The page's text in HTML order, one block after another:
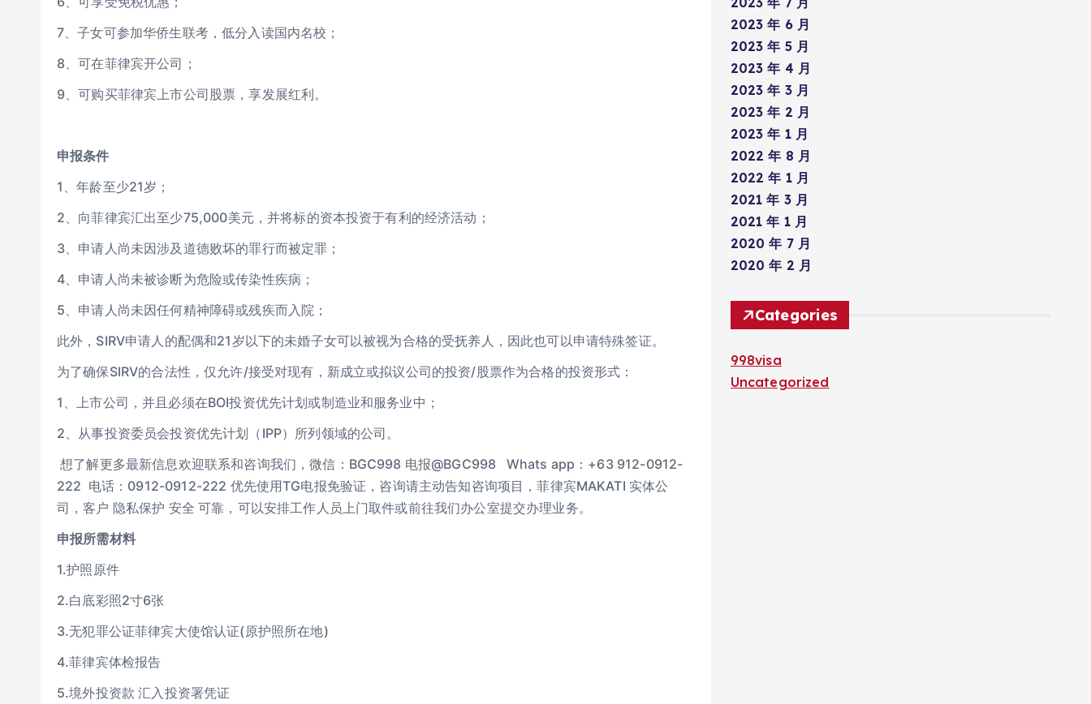
7、子女可参加华侨生联考，低分入读国内名校；
8、可在菲律宾开公司；
9、可购买菲律宾上市公司股票，享发展红利。
申报条件
1、年龄至少21岁；
2、向菲律宾汇出至少75,000美元，并将标的资本投资于有利的经济活动；
3、申请人尚未因涉及道德败坏的罪行而被定罪；
4、申请人尚未被诊断为危险或传染性疾病；
5、申请人尚未因任何精神障碍或残疾而入院；
此外，SIRV申请人的配偶和21岁以下的未婚子女可以被视为合格的受抚养人，因此也可以申请特殊签证。
为了确保SIRV的合法性，仅允许/接受对现有，新成立或拟议公司的投资/股票作为合格的投资形式：
1、上市公司，并且必须在BOI投资优先计划或制造业和服务业中；
2、从事投资委员会投资优先计划（IPP）所列领域的公司。
想了解更多最新信息欢迎联系和咨询我们，微信：BGC998 电报@BGC998 Whats app：+63 912-0912-
222 电话：0912-0912-222 优先使用TG电报免验证，咨询请主动告知咨询项目，菲律宾MAKATI 实体公
司，客户 隐私保护 安全 可靠，可以安排工作人员上门取件或前往我们办公室提交办理业务。
申报所需材料
1.护照原件
2.白底彩照2寸6张
3.无犯罪公证菲律宾大使馆认证(原护照所在地)
4.菲律宾体检报告
5.境外投资款 汇入投资署凭证
2023 年 6 月
2023 年 5 月
2023 年 4 月
2023 年 3 月
2023 年 2 月
2023 年 1 月
2022 年 8 月
2022 年 1 月
2021 年 3 月
2021 年 1 月
2020 年 7 月
2020 年 2 月
Categories
998visa
Uncategorized